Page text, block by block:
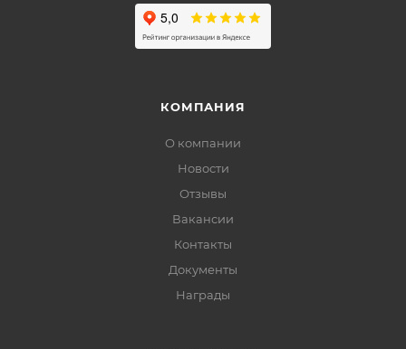
КОМПАНИЯ
О компании
Новости
Отзывы
Вакансии
Контакты
Документы
Награды